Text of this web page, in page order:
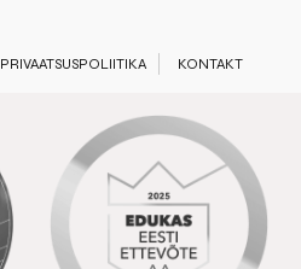
PRIVAATSUSPOLIITIKA KONTAKT